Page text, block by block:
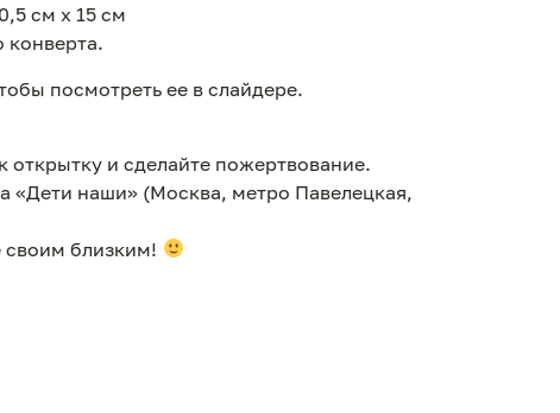
см х 15 см
конверта.
посмотреть ее в слайдере.
открытку и сделайте пожертвование.
«Дети наши» (Москва, метро Павелецкая,
своим близким!